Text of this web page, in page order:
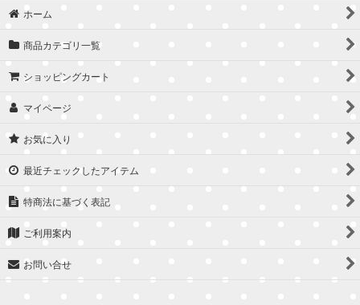
ホーム
商品カテゴリ一覧
ショッピングカート
マイページ
お気に入り
最近チェックしたアイテム
特商法に基づく表記
ご利用案内
お問い合せ